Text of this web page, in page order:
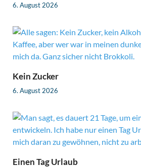
6. August 2026
Kein Zucker
6. August 2026
Einen Tag Urlaub